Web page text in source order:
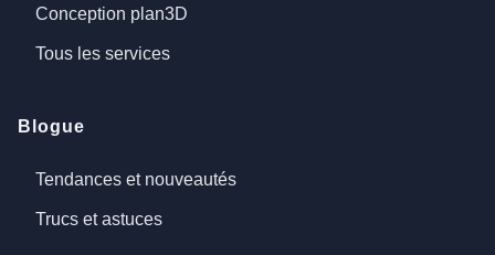
Conception plan3D
Tous les services
Blogue
Tendances et nouveautés
Trucs et astuces